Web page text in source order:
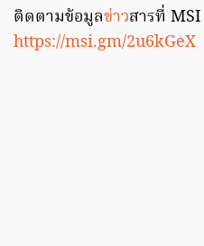
ติดตามข้อมูลข่าวสารที่
https://msi.gm/2u6kGeX